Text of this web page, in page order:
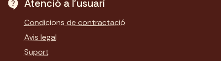
Atenció a l'usuari
Condicions de contractació
Avis legal
Suport